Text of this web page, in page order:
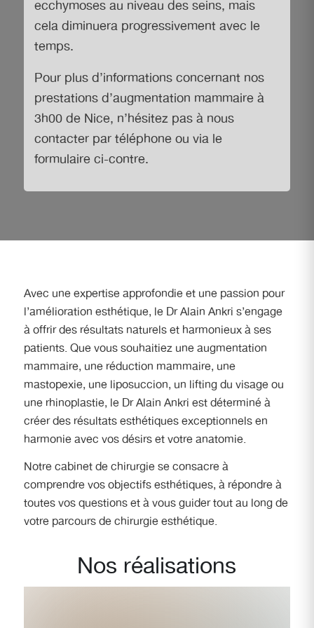
ecchymoses au niveau des seins, mais
cela diminuera progressivement avec le
temps.
Pour plus d’informations concernant nos
prestations d’augmentation mammaire à
3h00 de Nice, n’hésitez pas à nous
contacter par téléphone ou via le
formulaire ci-contre.
Avec une expertise approfondie et une passion pour
l’amélioration esthétique, le Dr Alain Ankri s’engage
à offrir des résultats naturels et harmonieux à ses
patients. Que vous souhaitiez une augmentation
mammaire, une réduction mammaire, une
mastopexie, une liposuccion, un lifting du visage ou
une rhinoplastie, le Dr Alain Ankri est déterminé à
créer des résultats esthétiques exceptionnels en
harmonie avec vos désirs et votre anatomie.
Notre cabinet de chirurgie se consacre à
comprendre vos objectifs esthétiques, à répondre à
toutes vos questions et à vous guider tout au long de
votre parcours de chirurgie esthétique.
Nos réalisations